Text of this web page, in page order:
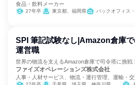
食品・飲料メーカー
27年卒 東京都、福岡県 バックオフィス・事務・受付、経営/事業企画、
SPI 筆記試験なし|Amazon倉庫で
運営職
世界の物流を支えるAmazon倉庫で司令塔に挑戦！
ファイズオペレーションズ株式会社
人事・人材サービス、物流・運行管理、運輸・